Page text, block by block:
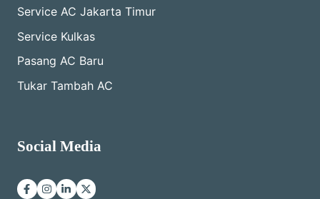
Service AC Jakarta Timur
Service Kulkas
Pasang AC Baru
Tukar Tambah AC
Social Media